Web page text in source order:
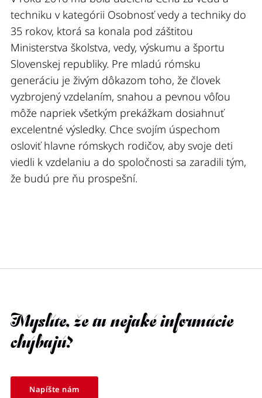
techniku v kategórii Osobnosť vedy a techniky do
35 rokov, ktorá sa konala pod záštitou
Ministerstva školstva, vedy, výskumu a športu
Slovenskej republiky. Pre mladú rómsku
generáciu je živým dôkazom toho, že človek
vyzbrojený vzdelaním, snahou a pevnou vôľou
môže napriek všetkým prekážkam dosiahnuť
excelentné výsledky. Chce svojím úspechom
osloviť hlavne rómskych rodičov, aby svoje deti
viedli k vzdelaniu a do spoločnosti sa zaradili tým,
že budú pre ňu prospešní.
Myslíte, že tu nejaké informácie
chýbajú?
Napíšte nám